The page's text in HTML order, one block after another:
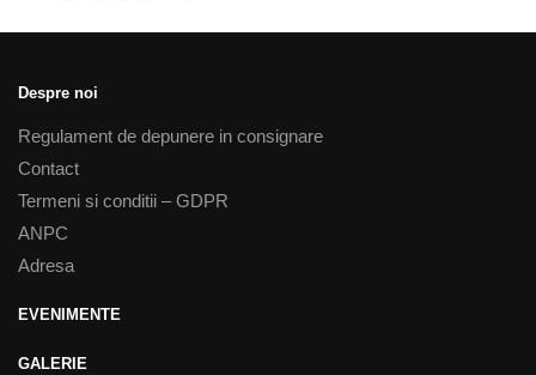
Despre noi
Regulament de depunere in consignare
Contact
Termeni si conditii – GDPR
ANPC
Adresa
EVENIMENTE
GALERIE